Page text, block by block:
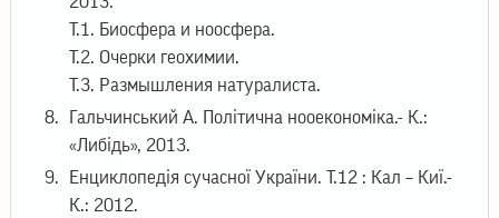
Т.1. Биосфера и ноосфера.
Т.2. Очерки геохимии.
Т.3. Размышления натуралиста.
Гальчинський А. Політична нооекономіка.- К.:
«Либідь», 2013.
Енциклопедія сучасної України. Т.12 : Кал – Киї.-
К.: 2012.